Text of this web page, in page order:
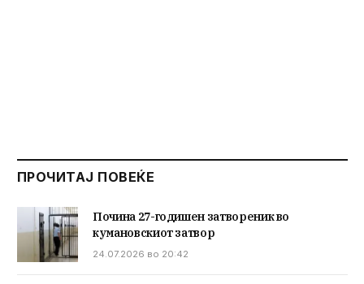
ПРОЧИТАЈ ПОВЕЌЕ
Почина 27-годишен затвореник во
кумановскиот затвор
24.07.2026 во 20:42